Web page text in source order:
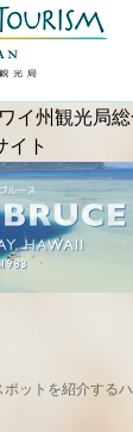
ットを紹介する